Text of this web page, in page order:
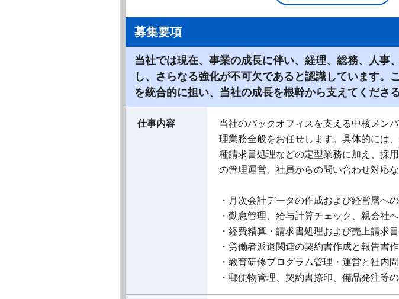
募集要項
当社では現在、事業の成長に伴い、経理、総務、人事
し、さらなる強化が不可欠であると認識しています
を統合的に担い、当社の成長を根幹から支えてくださ
仕事内容
当社のバックオフィスを支える中核メン
理業務全般をお任せします。具体的には
種請求書処理などの定型業務に加え、採
の管理運営、社員からの問い合わせ対応
・月次会計データの作成および経営層へ
・勤怠管理、給与計算チェック、親会社
・経費精算・請求書処理および売上請求
・労働者派遣関連の契約書作成と報告書
・教育研修プログラム管理・運営と社内
・郵便物管理、契約書捺印、備品発注等